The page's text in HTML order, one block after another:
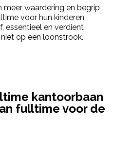
meer waardering en begrip
voor hun kinderen
essentieel en verdient
op een loonstrook.
kantoorbaan
fulltime voor de